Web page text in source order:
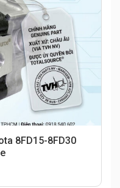
8FD15-8FD30